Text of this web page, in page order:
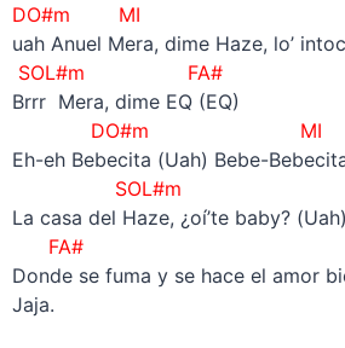
DO#m MI
uah Anuel Mera, dime Haze, lo’
SOL#m FA#
Brrr Mera, dime EQ (EQ)
DO#m MI
Eh-eh Bebecita (Uah) Bebe-
SOL#m
La casa del Haze, ¿oí’te baby? (Uah)
FA#
Donde se fuma y se hace el amor
Jaja.